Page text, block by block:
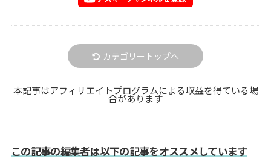
カテゴリートップへ
本記事はアフィリエイトプログラムによる収益を得ている場
合があります
この記事の編集者は以下の記事をオススメしています